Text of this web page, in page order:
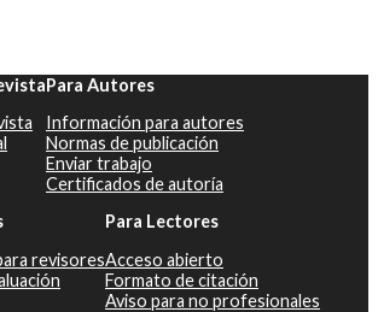
Para Autores
Información para autores
Normas de publicación
Enviar trabajo
Certificados de autoría
revisores
Para Lectores
Acceso abierto
Formato de citación
Aviso para no profesionales